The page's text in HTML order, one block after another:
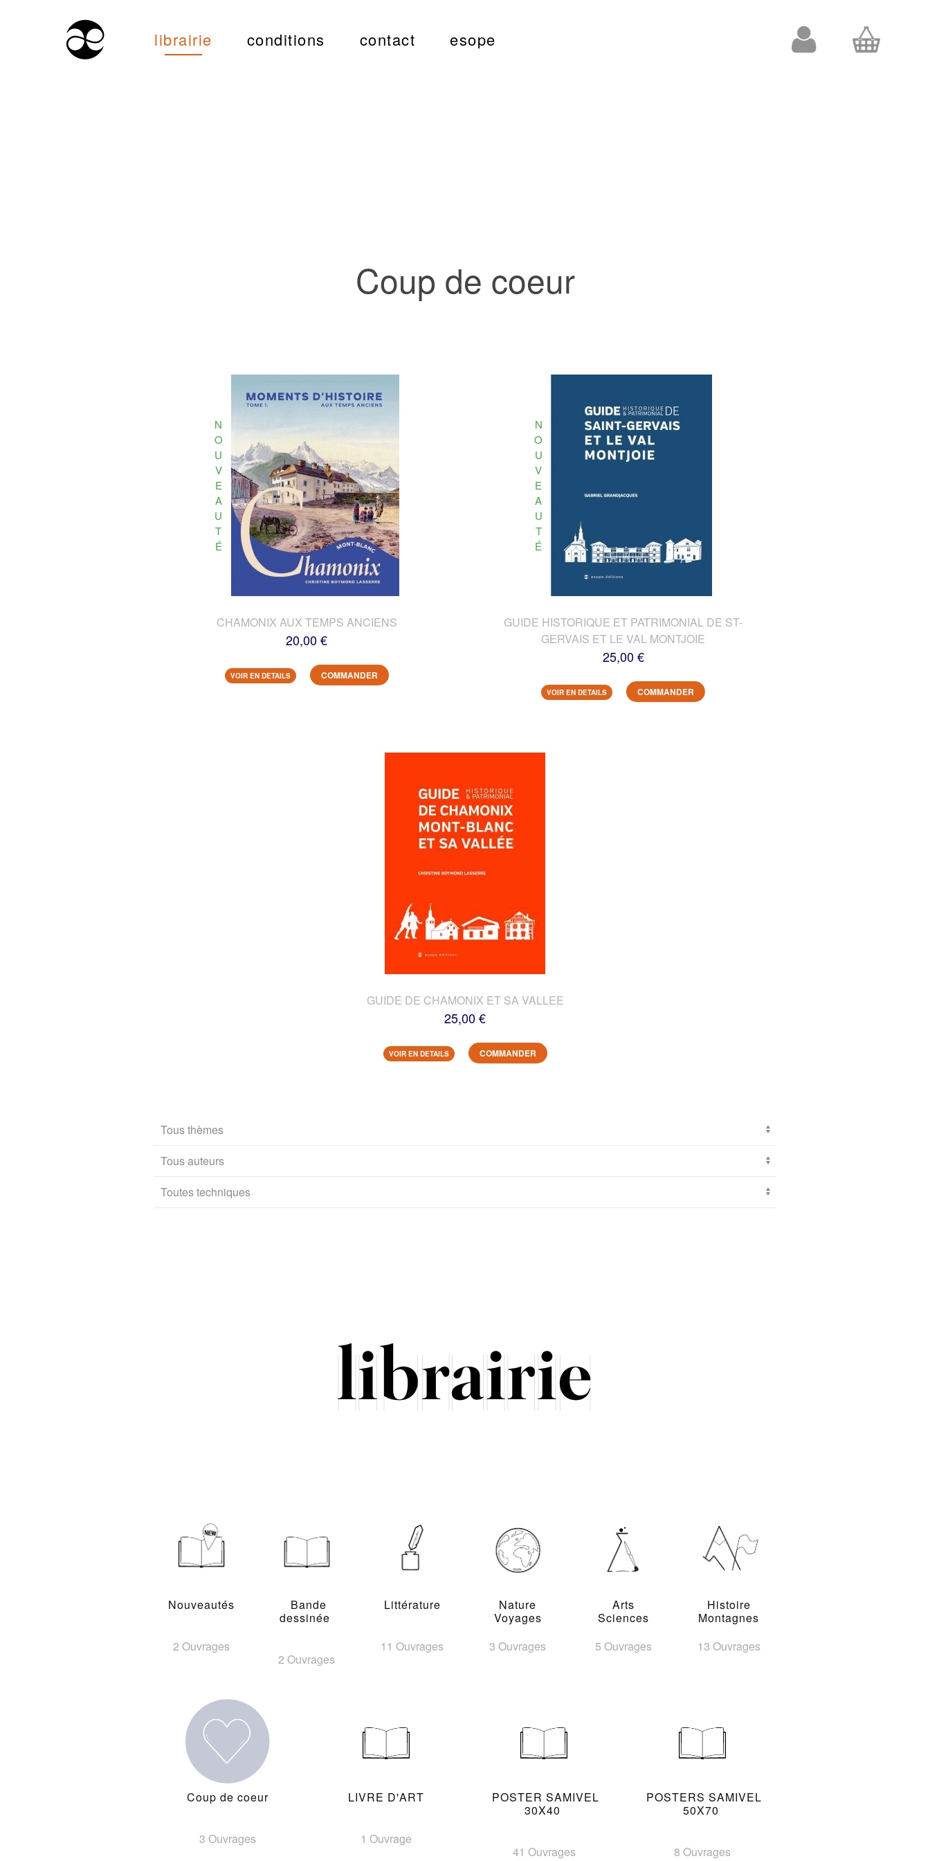
librairie conditions contact esope
Coup de coeur
N
O
U
V
E
A
U
T
É
CHAMONIX AUX TEMPS ANCIENS
20,00 €
VOIR EN DETAILS COMMANDER
N
O
U
V
E
A
U
T
É
GUIDE HISTORIQUE ET PATRIMONIAL DE ST-
GERVAIS ET LE VAL MONTJOIE
25,00 €
VOIR EN DETAILS COMMANDER
GUIDE DE CHAMONIX ET SA VALLEE
25,00 €
VOIR EN DETAILS COMMANDER
Nouveautés
2 Ouvrages
Bande
dessinée
2 Ouvrages
Littérature
11 Ouvrages
Nature
Voyages
3 Ouvrages
Arts
Sciences
5 Ouvrages
Histoire
Montagnes
13 Ouvrages
Coup de coeur
3 Ouvrages
LIVRE D'ART
1 Ouvrage
POSTER SAMIVEL
30X40
41 Ouvrages
POSTERS SAMIVEL
50X70
8 Ouvrages